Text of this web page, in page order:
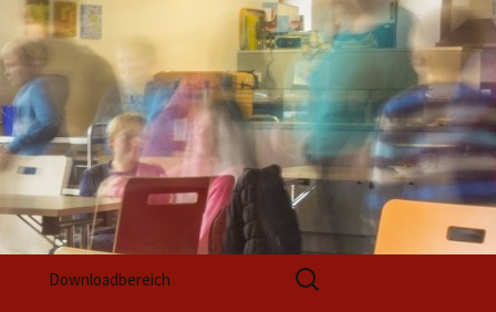
Downloadbereich
Suchen
nach: